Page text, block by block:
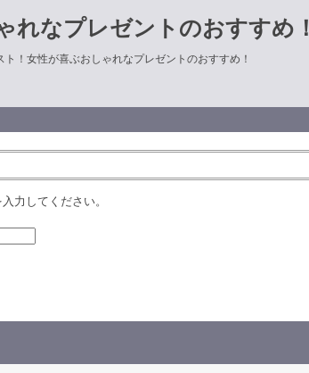
れなプレゼントのおすすめ！
！女性が喜ぶおしゃれなプレゼントのおすすめ！
力してください。